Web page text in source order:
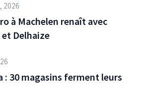
2026
à Machelen renaît avec
et Delhaize
: 30 magasins ferment leurs